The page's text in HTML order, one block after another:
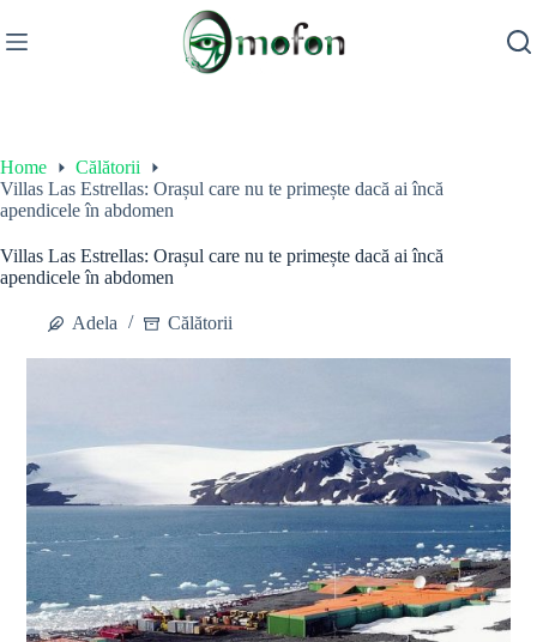
to
content
Home
Călătorii
Villas Las Estrellas: Orașul care nu te primește dacă ai încă
apendicele în abdomen
Villas Las Estrellas: Orașul care nu te primește dacă ai încă
apendicele în abdomen
Adela Călătorii